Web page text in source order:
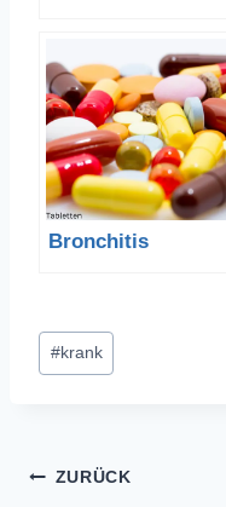
Bronchitis
Schlagworte:
#krank
ZURÜCK